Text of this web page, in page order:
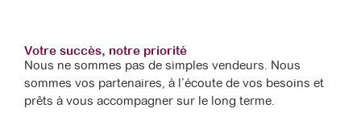
Votre succès, notre priorité
Nous ne sommes pas de simples vendeurs. Nous
sommes vos partenaires, à l’écoute de vos besoins et
prêts à vous accompagner sur le long terme.